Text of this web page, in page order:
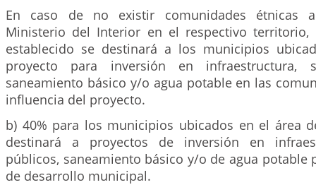
En caso de no existir comunidades étnicas
Ministerio del Interior en el respectivo territorio,
establecido se destinará a los municipios
proyecto para inversión en infraestructura,
saneamiento básico y/o agua potable en las
influencia del proyecto.
b) 40% para los municipios ubicados en el área
destinará a proyectos de inversión en
públicos, saneamiento básico y/o de agua potable
de desarrollo municipal.